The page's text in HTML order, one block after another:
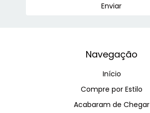
Navegação
Início
Compre por Estilo
Acabaram de Chegar